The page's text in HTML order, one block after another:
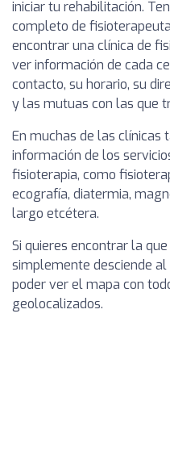
iniciar tu rehabilitación.
completo de
encontrar una clínica de
ver información de cada
contacto, su horario, su
y las mutuas con las que
En muchas de las
información de los
fisioterapia, como
ecografía, diatermia,
largo etcétera.
Si quieres encontrar la
simplemente desciende
poder ver el mapa con
geolocalizados.